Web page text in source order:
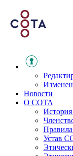
Новости
О СОТА
Устав